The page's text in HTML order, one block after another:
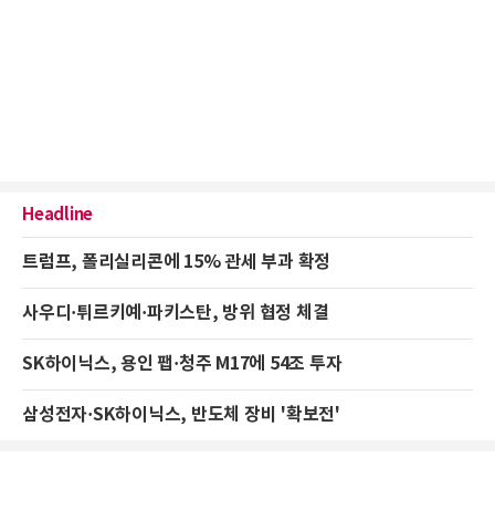
Headline
트럼프, 폴리실리콘에 15% 관세 부과 확정
사우디·튀르키예·파키스탄, 방위 협정 체결
SK하이닉스, 용인 팹·청주 M17에 54조 투자
삼성전자·SK하이닉스, 반도체 장비 '확보전'